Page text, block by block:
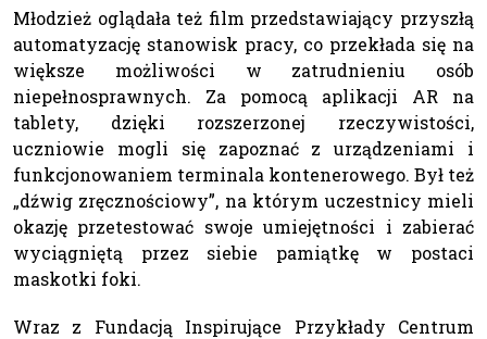
Młodzież oglądała też film przedstawiający przyszłą
automatyzację stanowisk pracy, co przekłada się na
większe możliwości w zatrudnieniu osób
niepełnosprawnych. Za pomocą aplikacji AR na
tablety, dzięki rozszerzonej rzeczywistości,
uczniowie mogli się zapoznać z urządzeniami i
funkcjonowaniem terminala kontenerowego. Był też
„dźwig zręcznościowy”, na którym uczestnicy mieli
okazję przetestować swoje umiejętności i zabierać
wyciągniętą przez siebie pamiątkę w postaci
maskotki foki.
Wraz z Fundacją Inspirujące Przykłady Centrum